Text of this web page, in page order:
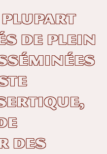
plupart
de plein
des